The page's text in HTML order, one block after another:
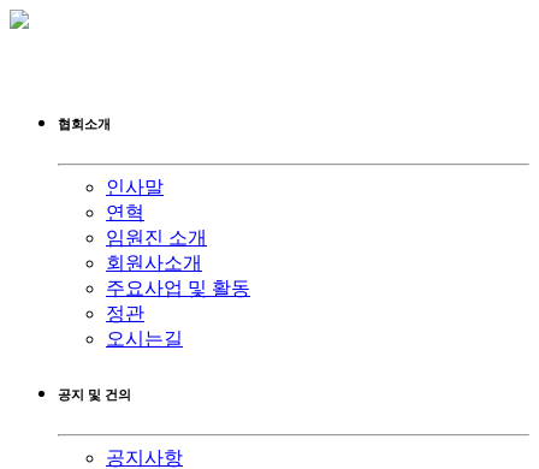
협회소개
인사말
연혁
임원진 소개
회원사소개
주요사업 및 활동
정관
오시는길
공지 및 건의
공지사항